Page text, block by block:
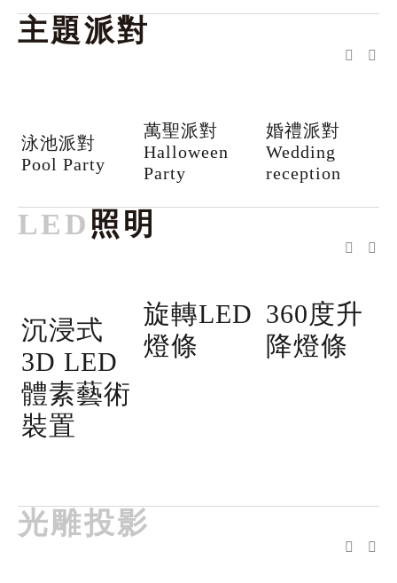
主題派對
泳池派對
Pool Party
萬聖派對
Halloween
Party
婚禮派對
Wedding
reception
LED 照明
沉浸式
3D LED
體素藝術
裝置
旋轉LED
燈條
360度升
降燈條
光雕投影